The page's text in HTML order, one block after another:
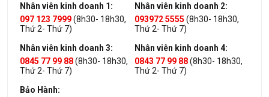
Nhân viên kinh doanh 1:
097 123 7999(8h30- 18h30,
Thứ 2- Thứ 7)
Nhân viên kinh doanh 2:
093972 5555 (8h30- 18h30,
Thứ 2- Thứ 7)
Nhân viên kinh doanh 3:
0845 77 99 88(8h30- 18h30,
Thứ 2- Thứ 7)
Nhân viên kinh doanh 4:
0843 77 99 88(8h30- 18h30,
Thứ 2- Thứ 7)
Bảo Hành: